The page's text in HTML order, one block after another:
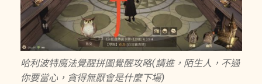
哈利波特魔法覺醒拼圖覺醒攻略(請進，陌生人，不過
你要當心，貪得無厭會是什麼下場)